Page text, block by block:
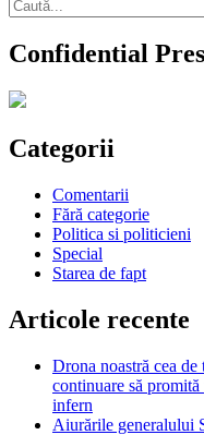
după:
Confidential
Categorii
Comentarii
Fără categorie
Politica si politicieni
Special
Starea de fapt
Articole recente
Drona noastră cea
continuare să
infern
Aiurările generalului